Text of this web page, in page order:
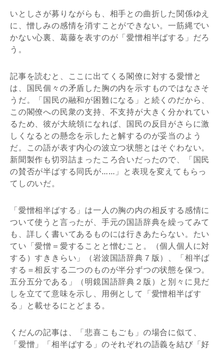
いとしさが募りながらも、相手との曲折した関係ゆえ
に、憎しみの感情を消すことができない。一筋縄でい
かない心裏、葛藤を表すのが「愛憎相半ばする」だろ
う。
記事を読むと、ここに出てくる閣僚に対する愛憎と
は、国民個々の矛盾した胸の内を示すものではなさそ
うだ。「国民の融和が困難になる」と続くのだから、
この閣僚への民衆の支持、不支持が大きく分かれてい
るため、彼が大統領になれば、国民の反目がさらに激
しくなるとの懸念を示したと解するのが妥当のよう
だ。この語が表す内心の波立つ状態とはそぐわない。
新聞製作も切羽詰まったころ合いだったので、「国民
の賛否が半ばする同氏が……」と表現を変えてもらっ
てしのいだ。
「愛憎相半ばする」は一人の胸の内の相反する感情に
ついて使うと言ったが、手元の国語辞典を繰ってみて
も、詳しく書いてあるものには行きあたらない。たい
てい「愛憎＝愛することと憎むこと。（個人個人に対
する）すききらい」（岩波国語辞典７版）、「相半ば
する＝相反する二つのものが半分ずつの状態を保つ。
五分五分である」（明鏡国語辞典２版）と別々に見だ
しを立てて意味を示し、用例として「愛憎相半ばす
る」と載せるにとどまる。
くだんの記事は、「悲喜こもごも」の場合に似て、
「愛憎」「相半ばする」のそれぞれの語義を結び「好